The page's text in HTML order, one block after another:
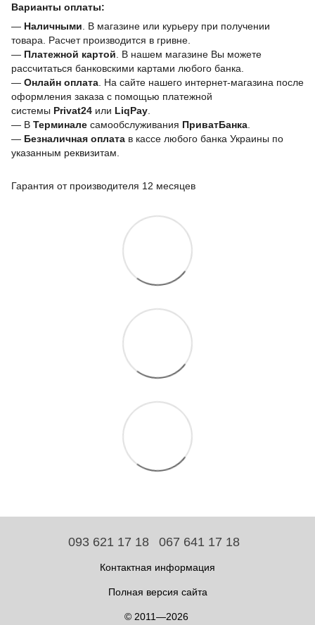
Варианты оплаты:
— Наличными . В магазине или курьеру при получении
товара. Расчет производится в гривне.
— Платежной картой . В нашем магазине Вы можете
рассчитаться банковскими картами любого банка.
— Онлайн оплата . На сайте нашего интернет-магазина после
оформления заказа с помощью платежной
системы Privat24 или LiqPay
— В Терминале самообслуживания ПриватБанка
— Безналичная оплата в кассе любого банка Украины по
указанным реквизитам.
Гарантия от производителя 12 месяцев
093 621 17 18 067 641 17 18
Контактная информация
Полная версия сайта
© 2011—2026